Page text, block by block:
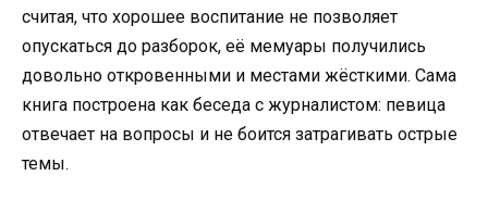
считая, что хорошее воспитание не позволяет
опускаться до разборок, её мемуары получились
довольно откровенными и местами жёсткими. Сама
книга построена как беседа с журналистом: певица
отвечает на вопросы и не боится затрагивать острые
темы.